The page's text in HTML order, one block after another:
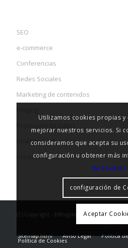
SEO
e-commerce
Conferencias
Redes Sociales
Marketing de contenidos
Analítica Web
Creación Web
(C) Copyright - ElBlogdelseo
Sitemap.html Aviso Legal Política
Política de Cookies
Utilizamos cookies propias
mejorar nuestros servicios. Si
consideramos que acepta su
configuración u obtener más
de Cookies
configuración de
Aceptar